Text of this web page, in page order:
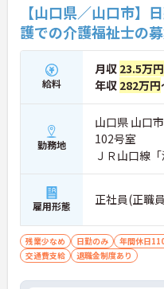
【山口県／山口市
護での介護福祉士の募
給料
月収 23.5万円
年収 282万円
勤務地
山口県 山口
102号室
ＪＲ山口線
雇用形態 正社員(正職
残業少なめ 日勤のみ 年間休日
交通費支給
退職金制度あり